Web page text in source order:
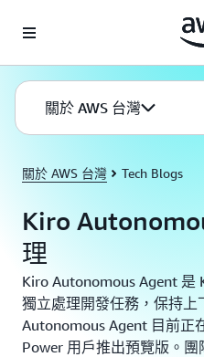
關於 AWS 台灣
關於 AWS 台灣 Tech Blogs
Kiro
理
Kiro Autonomous Agent 是
獨立處理開發任務，保持上
Autonomous Agent 目前正
Power 用戶推出預覽版。